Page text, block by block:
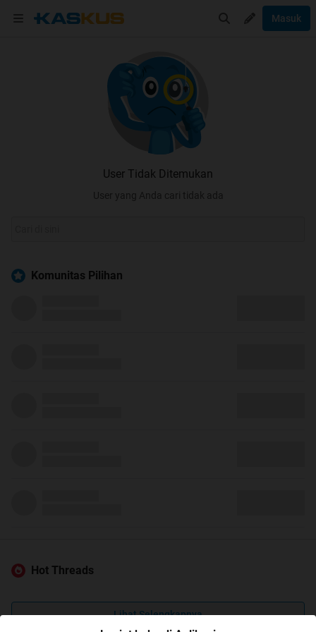
Masuk
User Tidak Ditemukan
User yang Anda cari tidak ada
Komunitas Pilihan
Hot Threads
Lihat Selengkapnya